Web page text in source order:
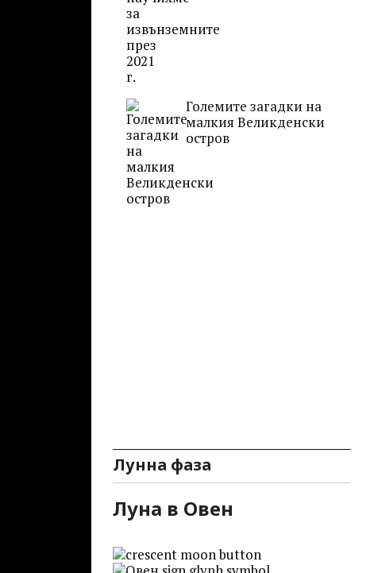
Големите загадки на
малкия Великденски
остров
Лунна фаза
Луна в Овен